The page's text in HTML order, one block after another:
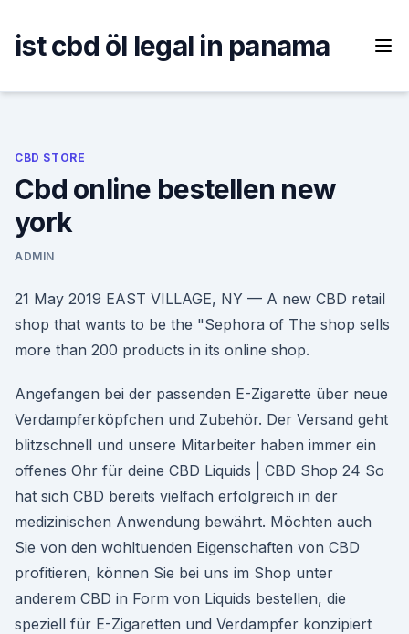
content
ist cbd öl legal in panama
CBD STORE
Cbd online bestellen new
york
ADMIN
21 May 2019 EAST VILLAGE, NY — A new CBD retail
shop that wants to be the "Sephora of The shop sells
more than 200 products in its online shop.
Angefangen bei der passenden E-Zigarette über neue
Verdampferköpfchen und Zubehör. Der Versand geht
blitzschnell und unsere Mitarbeiter haben immer ein
offenes Ohr für deine CBD Liquids | CBD Shop 24 So
hat sich CBD bereits vielfach erfolgreich in der
medizinischen Anwendung bewährt. Möchten auch
Sie von den wohltuenden Eigenschaften von CBD
profitieren, können Sie bei uns im Shop unter
anderem CBD in Form von Liquids bestellen, die
speziell für E-Zigaretten und Verdampfer konzipiert